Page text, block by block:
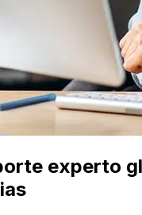
experto